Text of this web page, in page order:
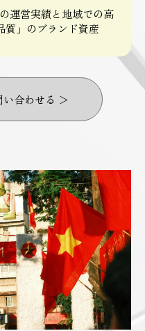
運営実績と地域での高
質」のブランド資産
合わせる ＞